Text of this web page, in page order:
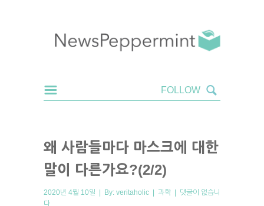
왜 사람들마다 마스크에 대한
말이 다른가요?(2/2)
2020년 4월 10일 | By: veritaholic | 과학 | 댓글이 없습니
다